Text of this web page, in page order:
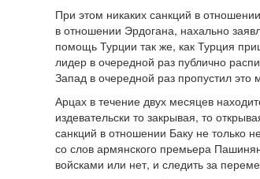
При этом никаких санкций в
в отношении Эрдогана, нахально
помощь Турции так же, как Турция
лидер в очередной раз публично
Запад в очередной раз пропустил
Арцах в течение двух месяцев
издевательски то закрывая, то
санкций в отношении Баку не только
со слов армянского премьера
войсками или нет, и следить за